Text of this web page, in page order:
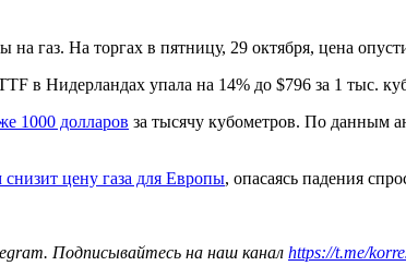
газ. На торгах в пятницу, 29 октября, цена
в Нидерландах упала на 14% до $796 за 1 тыс.
1000 долларов за тысячу кубометров. По данным
снизит цену газа для Европы, опасаясь падения
Подписывайтесь на наш канал https://t.me/